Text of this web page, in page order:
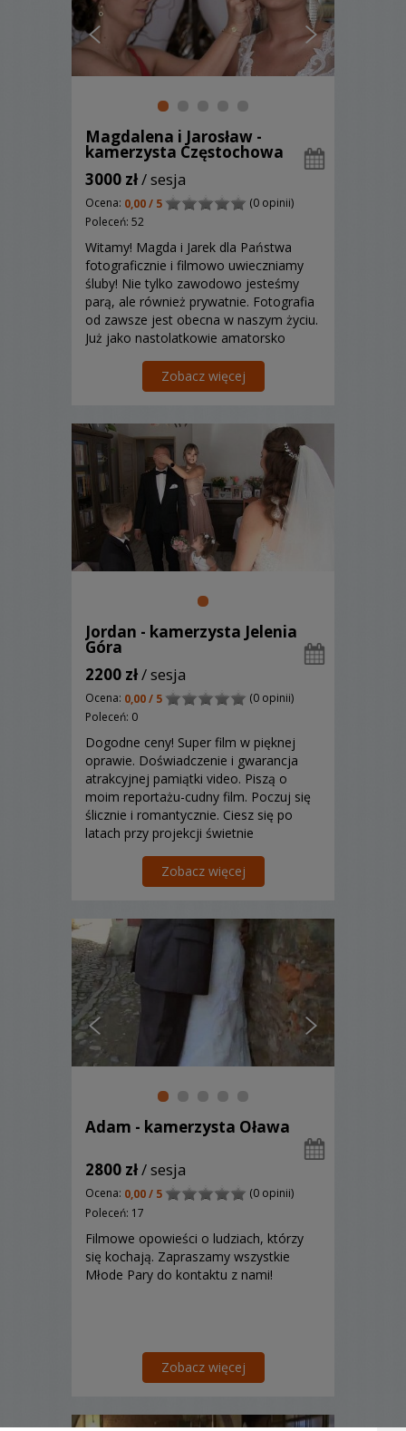
Magdalena i Jarosław -
kamerzysta Częstochowa
3000 zł/ sesja
Ocena: 0,00 / 5
(0 opinii)
Poleceń: 52
Witamy! Magda i Jarek dla Państwa
fotograficznie i filmowo uwieczniamy
śluby! Nie tylko zawodowo jesteśmy
parą, ale również prywatnie. Fotografia
od zawsze jest obecna w naszym życiu.
Już jako nastolatkowie amatorsko
umiejętności i wiedzę, po to, by od
Zobacz więcej
Jordan - kamerzysta Jelenia
Góra
2200 zł/ sesja
Ocena: 0,00 / 5
(0 opinii)
Poleceń: 0
Dogodne ceny! Super film w pięknej
oprawie. Doświadczenie i gwarancja
atrakcyjnej pamiątki video. Piszą o
moim reportażu-cudny film. Poczuj się
ślicznie i romantycznie. Ciesz się po
latach przy projekcji świetnie
materiałem video. Piękne chwile
zatrzymane w czasie:-)
Zobacz więcej
Adam - kamerzysta Oława
2800 zł/ sesja
Ocena: 0,00 / 5
(0 opinii)
Poleceń: 17
Filmowe opowieści o ludziach, którzy
się kochają. Zapraszamy wszystkie
Młode Pary do kontaktu z nami!
Zobacz więcej